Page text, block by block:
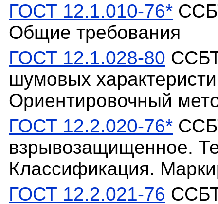
ГОСТ 12.1.010-76*
Общие требования
ГОСТ 12.1.028-80
шумовых
Ориентировочный
ГОСТ 12.2.020-76*
взрывозащищенное.
Классификация.
ГОСТ 12.2.021-76